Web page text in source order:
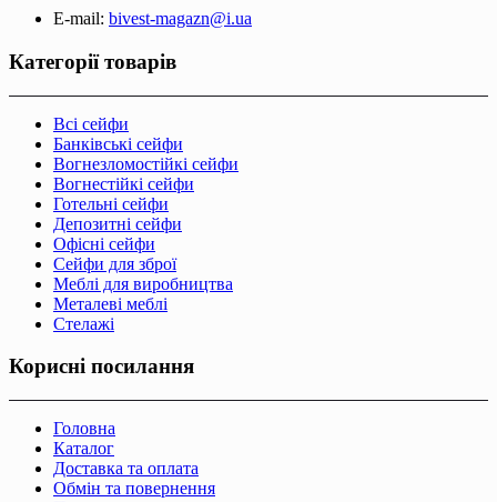
E-mail: bivest-magazn@i.ua
Категорії товарів
Всі сейфи
Банківські сейфи
Вогнезломостійкі сейфи
Вогнестійкі сейфи
Готельні сейфи
Депозитні сейфи
Офісні сейфи
Сейфи для зброї
Меблі для виробництва
Металеві меблі
Стелажі
Корисні посилання
Головна
Каталог
Доставка та оплата
Обмін та повернення